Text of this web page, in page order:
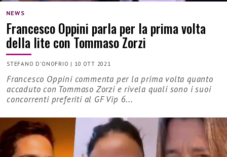
NEWS
Francesco Oppini parla per la prima volta
della lite con Tommaso Zorzi
STEFANO D'ONOFRIO | 10 OTT 2021
Francesco Oppini commenta per la prima volta quanto
accaduto con Tommaso Zorzi e rivela quali sono i suoi
concorrenti preferiti al GF Vip 6...